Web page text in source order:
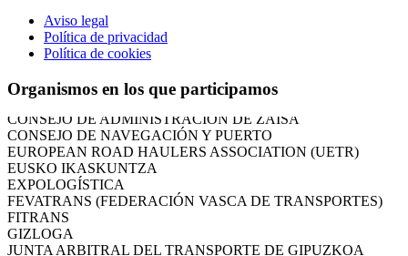
Aviso legal
Política de privacidad
Política de cookies
Organismos en los que participamos
CÁMARA DE COMERCIO DE GIPUZKOA
COMISIÓN ASESORA DE MOVILIDAD DEL
AYUNTAMIENTO DE DONOSTIA
COMITÉ DE INSPECCION DE GIPUZKOA
CONSEJO ASESOR DEL GOBIERNO VASCO
CONSEJO DE ADMINISTRACIÓN DE ZAISA
CONSEJO DE NAVEGACIÓN Y PUERTO
EUROPEAN ROAD HAULERS ASSOCIATION (UETR)
EUSKO IKASKUNTZA
EXPOLOGÍSTICA
FEVATRANS (FEDERACIÓN VASCA DE TRANSPORTES)
FITRANS
GIZLOGA
JUNTA ARBITRAL DEL TRANSPORTE DE GIPUZKOA